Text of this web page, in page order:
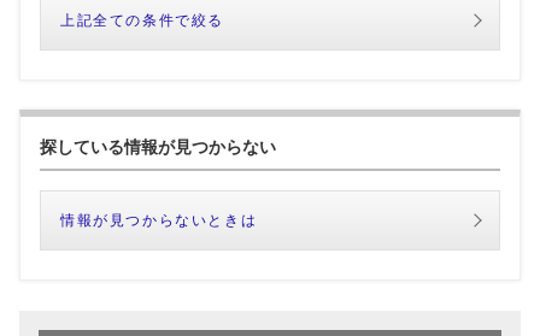
上記全ての条件で絞る
探している情報が見つからない
情報が見つからないときは